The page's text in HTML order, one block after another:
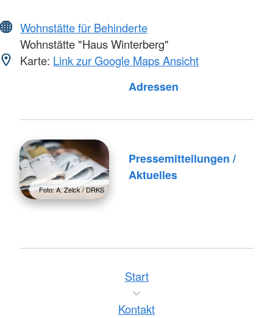
Wohnstätte für Behinderte
Wohnstätte "Haus Winterberg"
Karte: Link zur Google Maps Ansicht
Adressen
Foto: A. Zelck / DRKS
Pressemitteilungen /
Aktuelles
Start
Kontakt